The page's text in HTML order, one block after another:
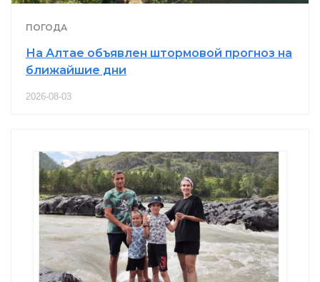
ПОГОДА
На Алтае объявлен штормовой прогноз на
ближайшие дни
2026-08-03